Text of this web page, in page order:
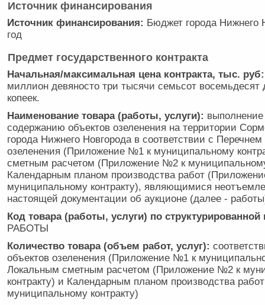
Источник финансирования
Источник финансирования: Бюджет города Нижнего
год
Предмет государственного контракта
Начальная/максимальная цена контракта, тыс. руб:
миллион девяносто три тысячи семьсот восемьдесят
копеек.
Наименование товара (работы, услуги):
содержанию объектов озеленения на территории
города Нижнего Новгорода в соответствии с Перечнем
озеленения (Приложение №1 к муниципальному
сметным расчетом (Приложение №2 к
Календарным планом производства работ
муниципальному контракту), являющимися
настоящей документации об аукционе (далее -
Код товара (работы, услуги) по структурированной
РАБОТЫ
Количество товара (объем работ, услуг):
объектов озеленения (Приложение №1 к
Локальным сметным расчетом (Приложение №2 к
контракту) и Календарным планом производства
муниципальному контракту)